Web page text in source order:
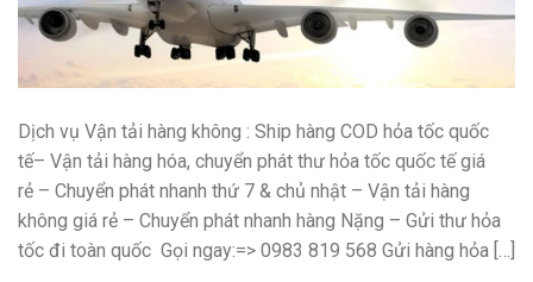
Dịch vụ Vận tải hàng không : Ship hàng COD hỏa tốc quốc
tế– Vận tải hàng hóa, chuyển phát thư hỏa tốc quốc tế giá
rẻ – Chuyển phát nhanh thứ 7 & chủ nhật – Vận tải hàng
không giá rẻ – Chuyển phát nhanh hàng Nặng – Gửi thư hỏa
tốc đi toàn quốc Gọi ngay:=> 0983 819 568 Gửi hàng hỏa […]